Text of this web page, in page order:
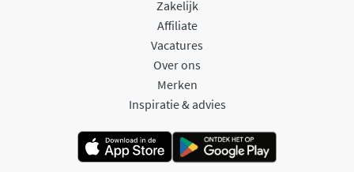
Zakelijk
Affiliate
Vacatures
Over ons
Merken
Inspiratie & advies